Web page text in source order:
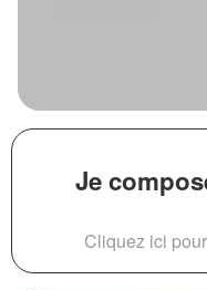
Je
Cliquez ici